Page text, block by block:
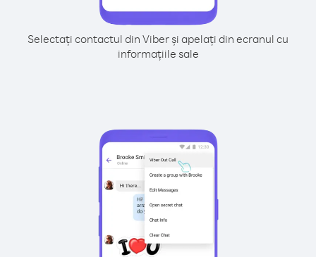
Selectați contactul din Viber și apelați din ecranul cu
informațiile sale